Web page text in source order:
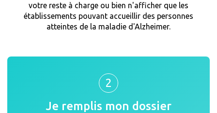
votre reste à charge ou bien n'afficher que les
établissements pouvant accueillir des personnes
atteintes de la maladie d'Alzheimer.
2
Je remplis mon dossier